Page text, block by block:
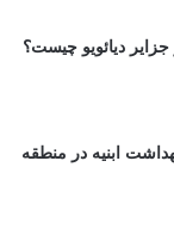
دیائویو چیست؟
نگهداشت ابنیه در منطقه